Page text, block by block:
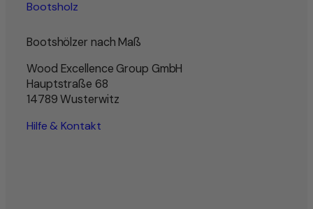
Bootsholz
Bootshölzer nach Maß
Wood Excellence Group GmbH
Hauptstraße 68
14789 Wusterwitz
Hilfe & Kontakt